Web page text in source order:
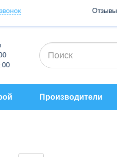
Отзывы
Производители